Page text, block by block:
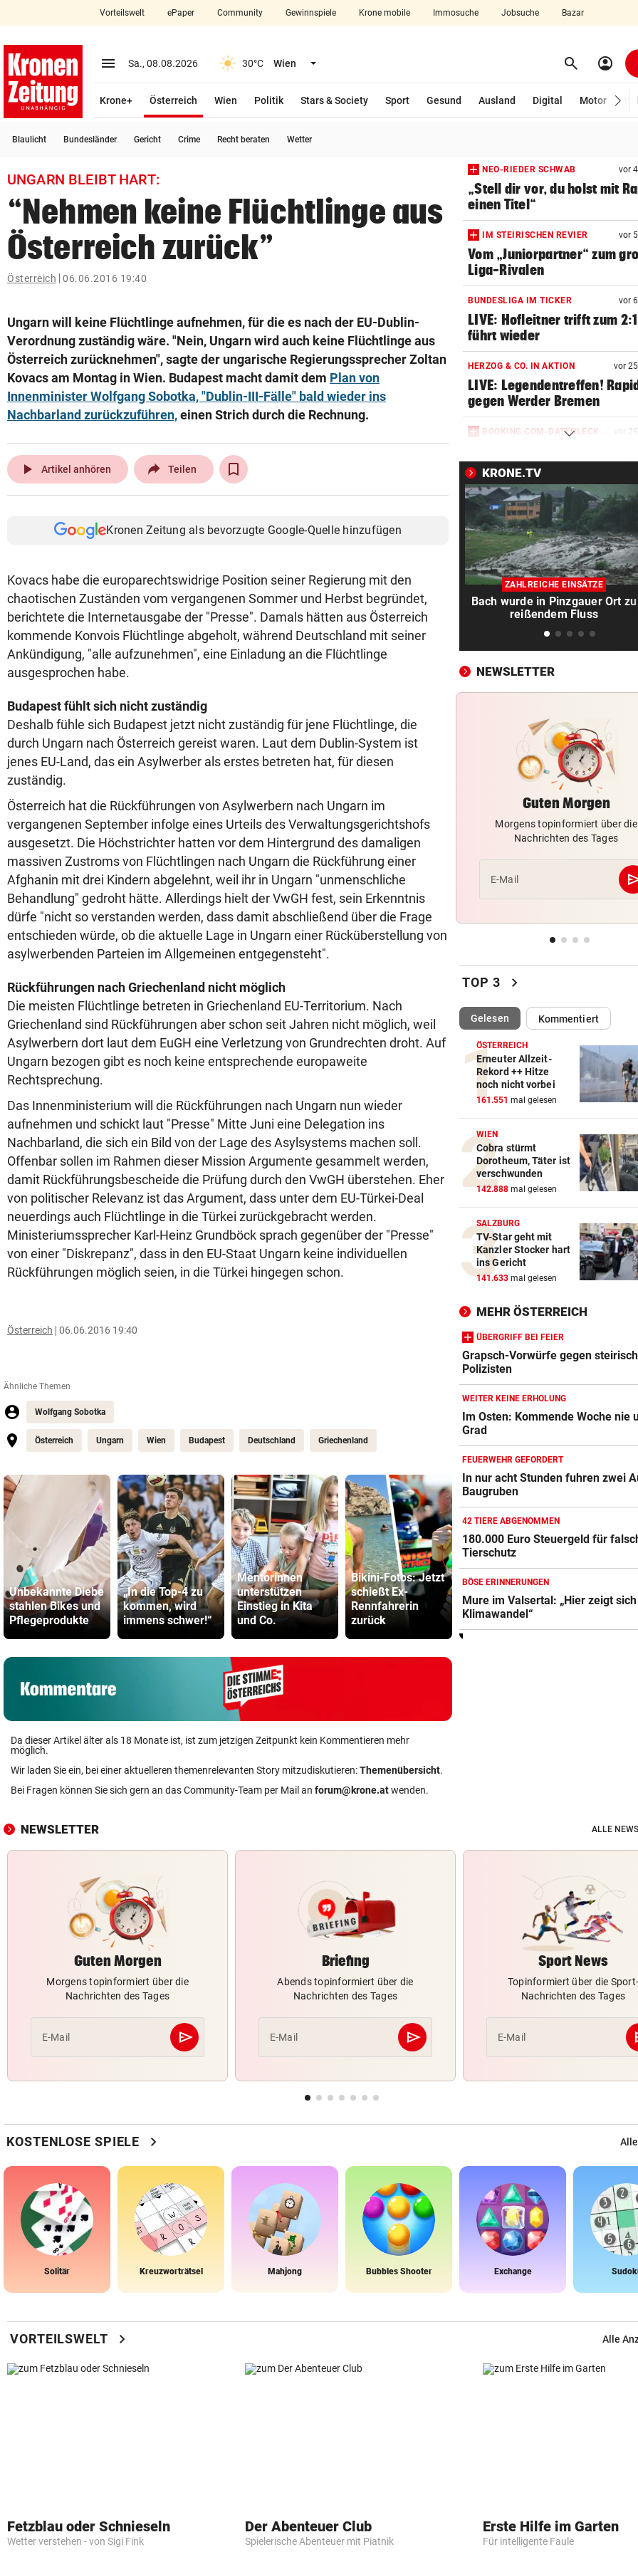
closeSchließen
account_circle Anmelden
arrow_right
bookmark
search
Suchbegriff
eingeben
© Krone Multimedia GmbH & Co KG 2026
Muthgasse 2, 1190 Wien
Vorteilswelt ePaper Community Gewinnspiele Krone mobile Immosuche Jobsuche Bazar
menu Menü aufklappen
Sa., 08.08.2026 30°C Wien Menü aufklappen search Suchen
account_circle
Krone+ Österreich
Wien
Politik Stars & Society Sport Gesund Ausland Digital Motor
Blaulicht Bundesländer Gericht Crime Recht beraten Wetter
UNGARN BLEIBT HART:
“Nehmen keine Flüchtlinge aus
Österreich zurück”
Österreich 06.06.2016 19:40
Ungarn will keine Flüchtlinge aufnehmen, für die es nach der EU-Dublin-
Verordnung zuständig wäre. "Nein, Ungarn wird auch keine Flüchtlinge aus
Österreich zurücknehmen", sagte der ungarische Regierungssprecher Zoltan
Kovacs am Montag in Wien. Budapest macht damit dem Plan von
Innenminister Wolfgang Sobotka, "Dublin-III-Fälle" bald wieder ins
Nachbarland zurückzuführen,einen Strich durch die Rechnung.
play_arrow Artikel anhören Teilen
Kronen Zeitung als bevorzugte Google-Quelle hinzufügen
Kovacs habe die europarechtswidrige Position seiner Regierung mit den
chaotischen Zuständen vom vergangenen Sommer und Herbst begründet,
berichtete die Internetausgabe der "Presse". Damals hätten aus Österreich
kommende Konvois Flüchtlinge abgeholt, während Deutschland mit seiner
Ankündigung, "alle aufzunehmen", eine Einladung an die Flüchtlinge
ausgesprochen habe.
Budapest fühlt sich nicht zuständig
Deshalb fühle sich Budapest jetzt nicht zuständig für jene Flüchtlinge, die
durch Ungarn nach Österreich gereist waren. Laut dem Dublin-System ist
jenes EU-Land, das ein Asylwerber als erstes betreten hat, für diesen
zuständig.
Österreich hat die Rückführungen von Asylwerbern nach Ungarn im
vergangenen September infolge eines Urteils des Verwaltungsgerichtshofs
ausgesetzt. Die Höchstrichter hatten vor dem Hintergrund des damaligen
massiven Zustroms von Flüchtlingen nach Ungarn die Rückführung einer
Afghanin mit drei Kindern abgelehnt, weil ihr in Ungarn "unmenschliche
Behandlung" gedroht hätte. Allerdings hielt der VwGH fest, sein Erkenntnis
dürfe "nicht so verstanden werden, dass damit abschließend über die Frage
entschieden würde, ob die aktuelle Lage in Ungarn einer Rücküberstellung von
asylwerbenden Parteien im Allgemeinen entgegensteht".
Rückführungen nach Griechenland nicht möglich
Die meisten Flüchtlinge betreten in Griechenland EU-Territorium. Nach
Griechenland sind Rückführungen aber schon seit Jahren nicht möglich, weil
Asylwerbern dort laut dem EuGH eine Verletzung von Grundrechten droht. Auf
Ungarn bezogen gibt es noch keine entsprechende europaweite
Rechtsprechung.
Das Innenministerium will die Rückführungen nach Ungarn nun wieder
aufnehmen und schickt laut "Presse" Mitte Juni eine Delegation ins
Nachbarland, die sich ein Bild von der Lage des Asylsystems machen soll.
Offenbar sollen im Rahmen dieser Mission Argumente gesammelt werden,
damit Rückführungsbescheide die Prüfung durch den VwGH überstehen. Eher
von politischer Relevanz ist das Argument, dass unter dem EU-Türkei-Deal
neuerdings auch Flüchtlinge in die Türkei zurückgebracht werden.
Ministeriumssprecher Karl-Heinz Grundböck sprach gegenüber der "Presse"
von einer "Diskrepanz", dass in den EU-Staat Ungarn keine individuellen
Rückführungen möglich seien, in die Türkei hingegen schon.
Österreich 06.06.2016 19:40
Ähnliche Themen
Wolfgang Sobotka
Österreich Ungarn Wien Budapest Deutschland Griechenland
Unbekannte Diebe
stahlen Bikes und
Pflegeprodukte
„In die Top-4 zu
kommen, wird
immens schwer!“
Mentorinnen
unterstützen
Einstieg in Kita
und Co.
Bikini-Fotos: Jetzt
schießt Ex-
Rennfahrerin
zurück
22-Jährige erlitt
auf Hochstand
Schwächeanfall
Grapsch-
gegen
Da dieser Artikel älter als 18 Monate ist, ist zum jetzigen Zeitpunkt kein Kommentieren mehr
möglich.
Wir laden Sie ein, bei einer aktuelleren themenrelevanten Story mitzudiskutieren:Themenübersicht.
Bei Fragen können Sie sich gern an das Community-Team per Mail an forum@krone.atwenden.
NEO-RIEDER SCHWAB vor
„Stell dir vor, du holst mit
einen Titel“
IM STEIRISCHEN REVIER vor
Vom „Juniorpartner“ zum
Liga-Rivalen
BUNDESLIGA IM TICKER vor
LIVE: Hofleitner trifft zum
führt wieder
HERZOG & CO. IN AKTION vor
LIVE: Legendentreffen! Rapid
gegen Werder Bremen
BOOKING.COM-DATENLECK vor
schützen Sie sich
ÜBERGRIFF BEI FEIER vor 34
Grapsch-Vorwürfe gegen
steirischen Polizisten
WIRRES POSTING vor
Britney Spears: „Ich habe
Mama versagt“
Im Osten: Kommende
unter 30 Grad
FEUERWEHR GEFORDERT vor
Autos in Baugruben
AFLE TOP-SPIEL: vor 37
LIVE: Vienna Vikings treffen
Wroclav Panthers
BUNDESLIGA IM TICKER vor
LIVE ab 19.30 Uhr:
Hartberg – Sturm
vor
falschen Tierschutz
MotoGP: Martin holt sich
Sprintsieg in Silverstone
UNGLÜCKLICH
Salzburg-Talent verletzte sich
früh im Spiel
KRITIK AUCH AN SPÖ vor
„Unfassbar“: Auch AK-
über Stocker empört
NEUE REGIONALLIGA vor
„In die Top-4 zu kommen,
immens schwer!“
BÖSE ERINNERUNGEN
Mure im Valsertal: „Hier
Klimawandel“
RISKANTES MANÖVER vor
Biker bei Überholversuch auf
L200 verunfallt
RADFAHRERIN FAND WRACK vor 2
Tödlicher Unfall wurde erst
Stunden entdeckt
VIER VERLETZTE vor
Autolenker fuhr absichtlich
Radfahrer an
KRONE.TV
ZAHLREICHE EINSÄTZE
Bach wurde in Pinzgauer Ort zu
reißendem Fluss
NEWSLETTER
Guten Morgen
Morgens topinformiert über die
Nachrichten des Tages
E-Mail
TOP 3 chevron_right
Gelesen(ausgewählt)Kommentiert
ÖSTERREICH
Erneuter Allzeit-
Rekord ++ Hitze
noch nicht vorbei
161.551 mal gelesen
WIEN
Cobra stürmt
Dorotheum, Täter ist
verschwunden
142.888 mal gelesen
SALZBURG
TV-Star geht mit
Kanzler Stocker hart
ins Gericht
141.633 mal gelesen
MEHR ÖSTERREICH
ÜBERGRIFF BEI FEIER
Grapsch-Vorwürfe gegen
Polizisten
WEITER KEINE ERHOLUNG
Im Osten: Kommende Woche nie
Grad
FEUERWEHR GEFORDERT
In nur acht Stunden fuhren zwei
Baugruben
42 TIERE ABGENOMMEN
180.000 Euro Steuergeld für
Tierschutz
BÖSE ERINNERUNGEN
Mure im Valsertal: „Hier zeigt sich
Klimawandel“
NEWSLETTER ALLE
Guten Morgen
Morgens topinformiert über die
Nachrichten des Tages
E-Mail send
Abschicken
Briefing
Abends topinformiert über die
Nachrichten des Tages
E-Mail send
Abschicken
Sport News
Topinformiert über die Sport-
Nachrichten des Tages
E-Mail
KOSTENLOSE SPIELE chevron_right
Solitär Kreuzworträtsel Mahjong Bubbles Shooter Exchange
VORTEILSWELT chevron_right Alle
Fetzblau oder Schnieseln
Wetter verstehen - von Sigi Fink
Der Abenteuer Club
Spielerische Abenteuer mit Piatnik
Erste Hilfe im Garten
Für intelligente Faule